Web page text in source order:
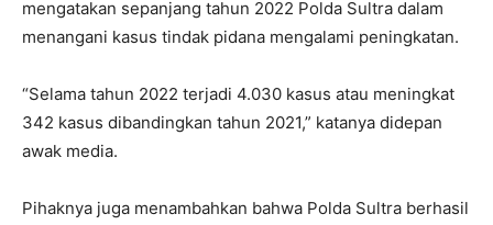
mengatakan sepanjang tahun 2022 Polda Sultra dalam
menangani kasus tindak pidana mengalami peningkatan.
“Selama tahun 2022 terjadi 4.030 kasus atau meningkat
342 kasus dibandingkan tahun 2021,” katanya didepan
awak media.
Pihaknya juga menambahkan bahwa Polda Sultra berhasil